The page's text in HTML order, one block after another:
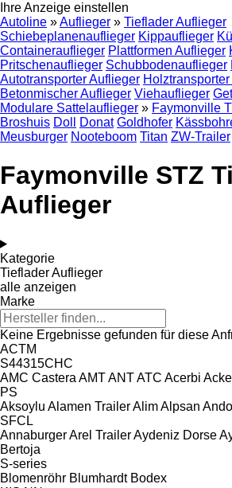
Ihre Anzeige einstellen
Autoline »Auflieger » Tieflader Auflieger
Schiebeplanenauflieger Kippauflieger
Containerauflieger Plattformen Auflieger
Pritschenauflieger Schubbodenauflieger
Autotransporter Auflieger
Betonmischer Auflieger Viehauflieger
Modulare Sattelauflieger » Faymonville
Broshuis Doll Donat Goldhofer
Meusburger Nooteboom Titan ZW-Trailer
Faymonville STZ
Auflieger
Kategorie
Tieflader Auflieger
alle anzeigen
Marke
Keine Ergebnisse gefunden für diese
ACTM
S44315CHC
AMC Castera AMTANTATC Acerbi
PS
Aksoylu Alamen TrailerAlimAlpsan
SFCL
AnnaburgerArel TrailerAydeniz Dorse
Bertoja
S-series
Blomenröhr Blumhardt Bodex